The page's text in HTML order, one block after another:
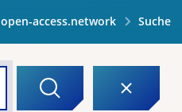
open-access.network Suche